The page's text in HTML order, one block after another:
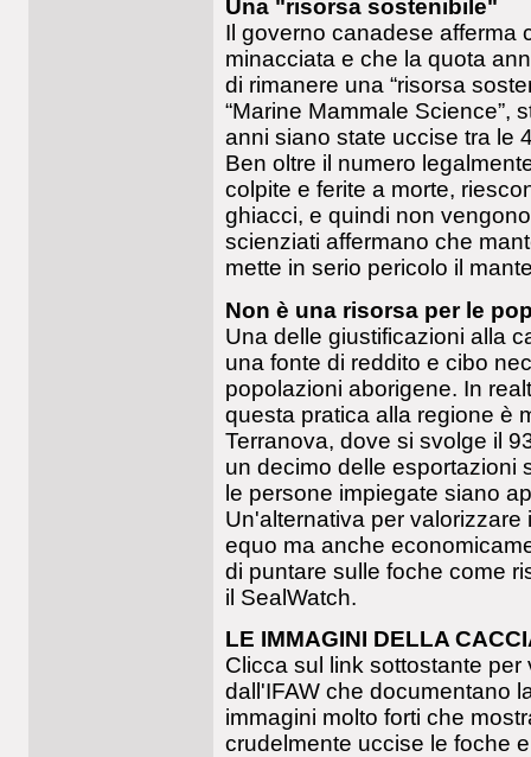
Una "risorsa sostenibile"
Il governo canadese afferma
minacciata e che la quota
di rimanere una “risorsa
“Marine Mammale Science”,
anni siano state uccise tra le
Ben oltre il numero
colpite e ferite a morte,
ghiacci, e quindi non
scienziati affermano che
mette in serio pericolo il
Non è una risorsa per le
Una delle giustificazioni alla
una fonte di reddito e cibo
popolazioni aborigene. In
questa pratica alla regione è
Terranova, dove si svolge il
un decimo delle esportazioni
le persone impiegate siano
Un'alternativa per
equo ma anche
di puntare sulle foche come
il SealWatch.
LE IMMAGINI DELLA
Clicca sul link sottostante
dall'IFAW che documentano
immagini molto forti che
crudelmente uccise le foche